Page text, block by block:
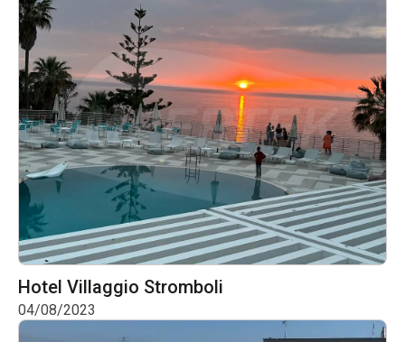
Hotel Villaggio Stromboli
04/08/2023